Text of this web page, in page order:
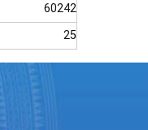
60242
25